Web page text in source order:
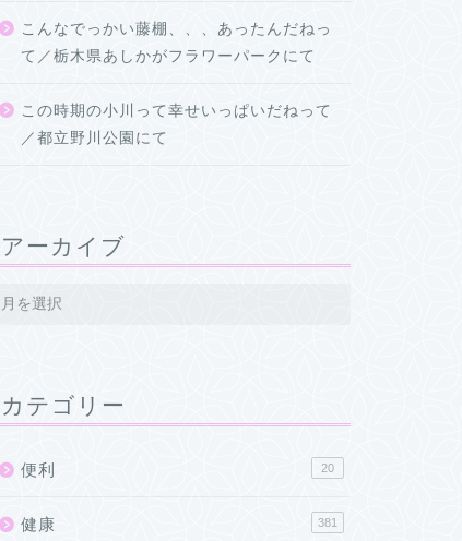
こんなでっかい藤棚、、、あったんだねっ
て／栃木県あしかがフラワーパークにて
この時期の小川って幸せいっぱいだねって
／都立野川公園にて
アーカイブ
カテゴリー
便利 20
健康 381